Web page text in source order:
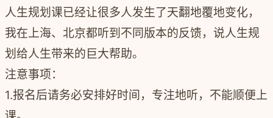
人生规划课已经让很多人发生了天翻地覆地变化，
我在上海、北京都听到不同版本的反馈，说人生规
划给人生带来的巨大帮助。
注意事项：
1.报名后请务必安排好时间，专注地听，不能顺便上